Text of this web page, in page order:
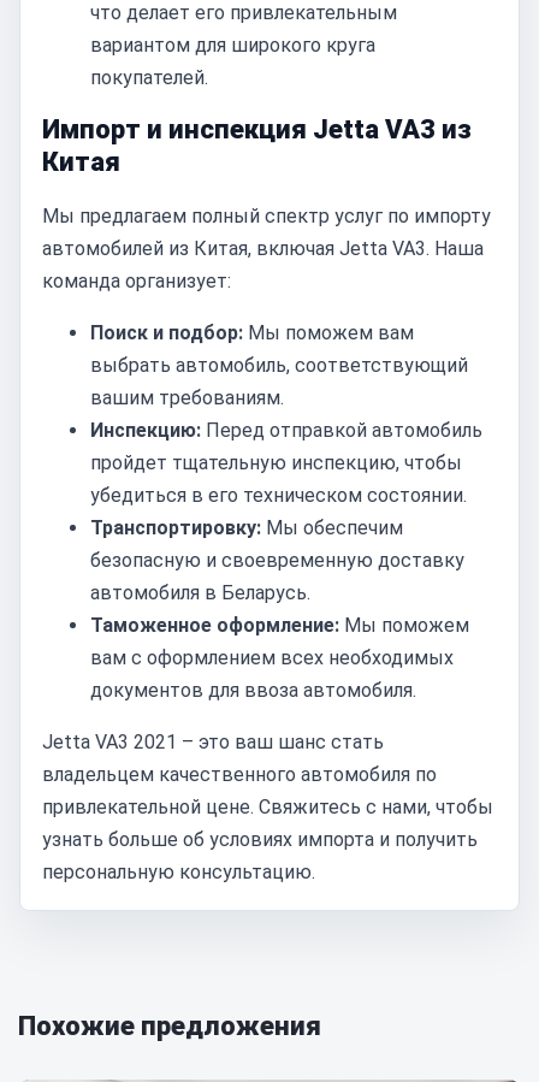
что делает его привлекательным
вариантом для широкого круга
покупателей.
Импорт и инспекция Jetta VA3 из
Китая
Мы предлагаем полный спектр услуг по импорту
автомобилей из Китая, включая Jetta VA3. Наша
команда организует:
Поиск и подбор: Мы поможем вам
выбрать автомобиль, соответствующий
вашим требованиям.
Инспекцию: Перед отправкой автомобиль
пройдет тщательную инспекцию, чтобы
убедиться в его техническом состоянии.
Транспортировку: Мы обеспечим
безопасную и своевременную доставку
автомобиля в Беларусь.
Таможенное оформление: Мы поможем
вам с оформлением всех необходимых
документов для ввоза автомобиля.
Jetta VA3 2021 – это ваш шанс стать
владельцем качественного автомобиля по
привлекательной цене. Свяжитесь с нами, чтобы
узнать больше об условиях импорта и получить
персональную консультацию.
Похожие предложения